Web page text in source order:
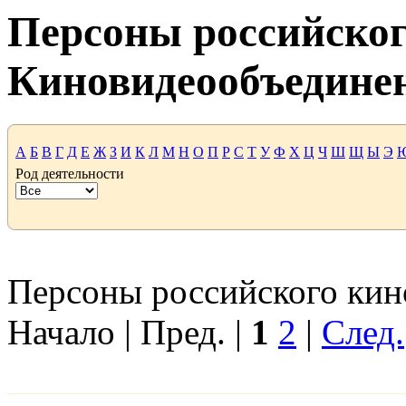
Персоны
А Б В Г Д Е Ж З И К Л М Н О П Р С Т У Ф Х Ц Ч Ш Щ Ы Э
Род деятельности
Персоны российского
Начало | Пред. | 1 2 | След.